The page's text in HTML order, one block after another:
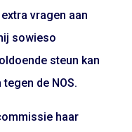
vragen aan
sowieso
steun kan
de NOS.
haar